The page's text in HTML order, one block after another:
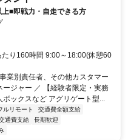
■即戦力・自走できる方
り160時間 9:00～18:00(休憩60
業別責任者、その他カスタマー
ジャー ／ 【経験者限定・実務
ックスなど アグリゲート型...
ルリモート
交通費全額支給
通費支給
長期歓迎